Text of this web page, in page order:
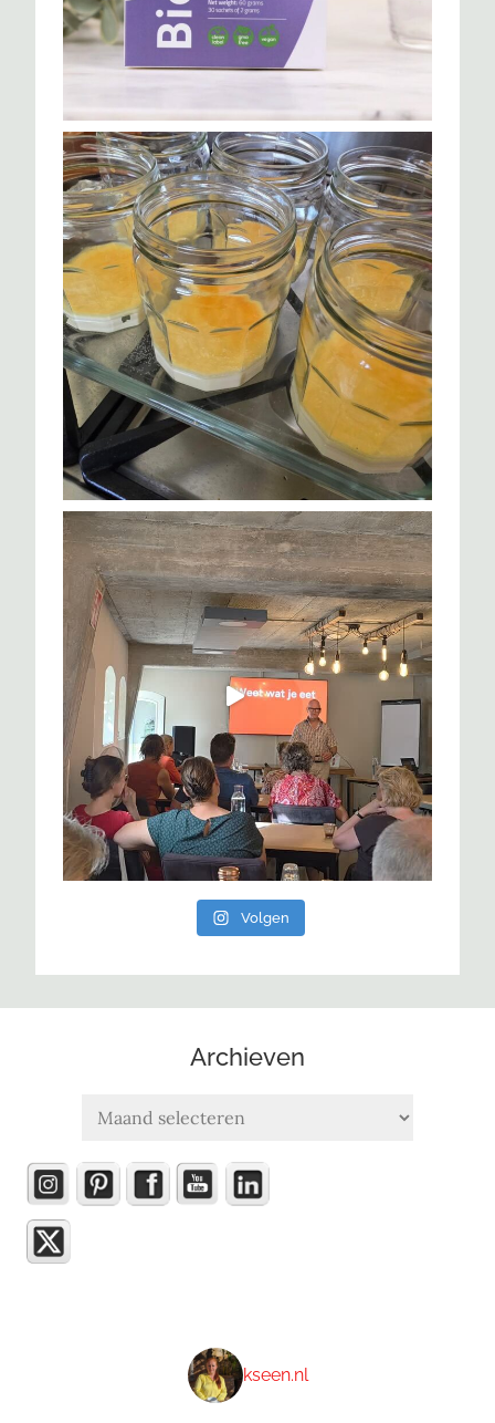
Volgen
Archieven
Archieven
kseen.nl